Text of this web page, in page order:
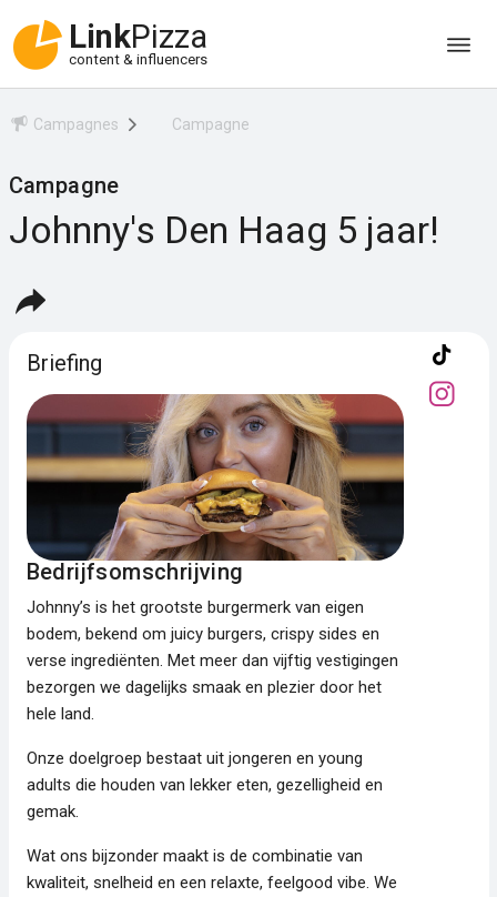
LinkPizza
content & influencers
Campagnes Campagne
Campagne
Johnny's Den Haag 5 jaar!
Briefing
Bedrijfsomschrijving
Johnny’s is het grootste burgermerk van eigen
bodem, bekend om juicy burgers, crispy sides en
verse ingrediënten. Met meer dan vijftig vestigingen
bezorgen we dagelijks smaak en plezier door het
hele land.
Onze doelgroep bestaat uit jongeren en young
adults die houden van lekker eten, gezelligheid en
gemak.
Wat ons bijzonder maakt is de combinatie van
kwaliteit, snelheid en een relaxte, feelgood vibe. We